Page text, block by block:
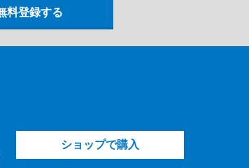
ショップで購入